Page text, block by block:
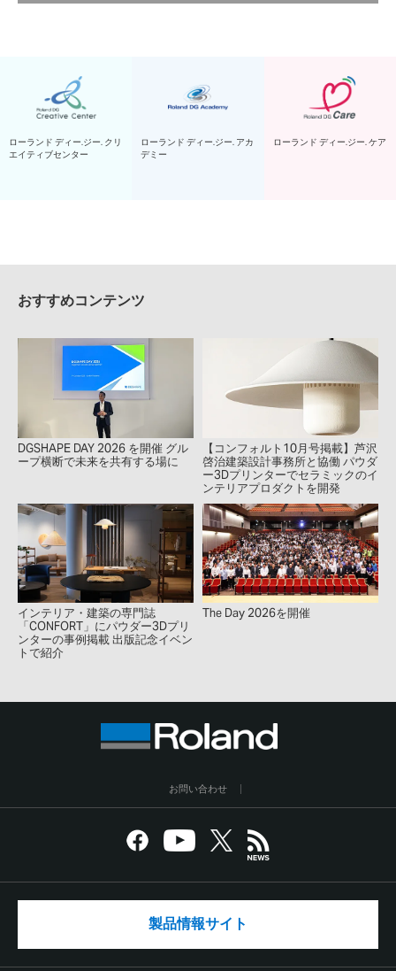
ローランド ディー.ジー. クリ
エイティブセンター
ローランド ディー.ジー. アカ
デミー
ローランド ディー.ジー. ケア
おすすめコンテンツ
DGSHAPE DAY 2026 を開催 グル
ープ横断で未来を共有する場に
【コンフォルト10月号掲載】芦沢
啓治建築設計事務所と協働 パウダ
ー3Dプリンターでセラミックのイ
ンテリアプロダクトを開発
インテリア・建築の専門誌
「CONFORT」にパウダー3Dプリ
ンターの事例掲載 出版記念イベン
トで紹介
The Day 2026を開催
お問い合わせ
製品情報サイト